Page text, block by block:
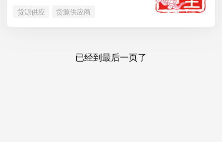
货源供应 货源供应商
已经到最后一页了